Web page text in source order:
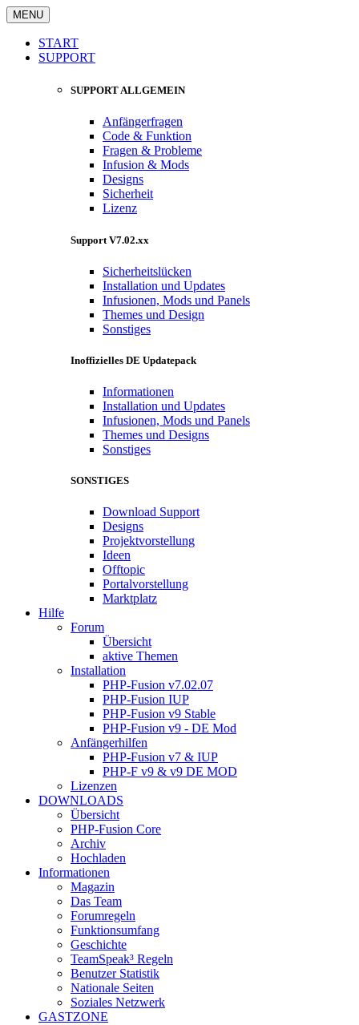
MENU
START
SUPPORT
SUPPORT ALLGEMEIN
Anfängerfragen
Code & Funktion
Fragen & Probleme
Infusion & Mods
Designs
Sicherheit
Lizenz
Support V7.02.xx
Sicherheitslücken
Installation und Updates
Infusionen, Mods und Panels
Themes und Design
Sonstiges
Inoffizielles DE Updatepack
Informationen
Installation und Updates
Infusionen, Mods und Panels
Themes und Designs
Sonstiges
SONSTIGES
Download Support
Designs
Projektvorstellung
Ideen
Offtopic
Portalvorstellung
Marktplatz
Hilfe
Forum
Übersicht
aktive Themen
Installation
PHP-Fusion v7.02.07
PHP-Fusion IUP
PHP-Fusion v9 Stable
PHP-Fusion v9 - DE Mod
Anfängerhilfen
PHP-Fusion v7 & IUP
PHP-F v9 & v9 DE MOD
Lizenzen
DOWNLOADS
Übersicht
PHP-Fusion Core
Archiv
Hochladen
Informationen
Magazin
Das Team
Forumregeln
Funktionsumfang
Geschichte
TeamSpeak³ Regeln
Benutzer Statistik
Nationale Seiten
Soziales Netzwerk
GASTZONE